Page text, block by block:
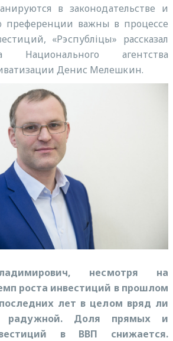
в законодательстве и
преференции важны в процессе
«Рэспубліцы» рассказал
Национального агентства
Денис Мелешкин.
несмотря на
роста инвестиций в прошлом
лет в целом вряд ли
радужной. Доля прямых и
в ВВП снижается.